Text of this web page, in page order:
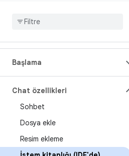
Başlama
Chat özellikleri
Sohbet
Dosya ekle
Resim ekleme